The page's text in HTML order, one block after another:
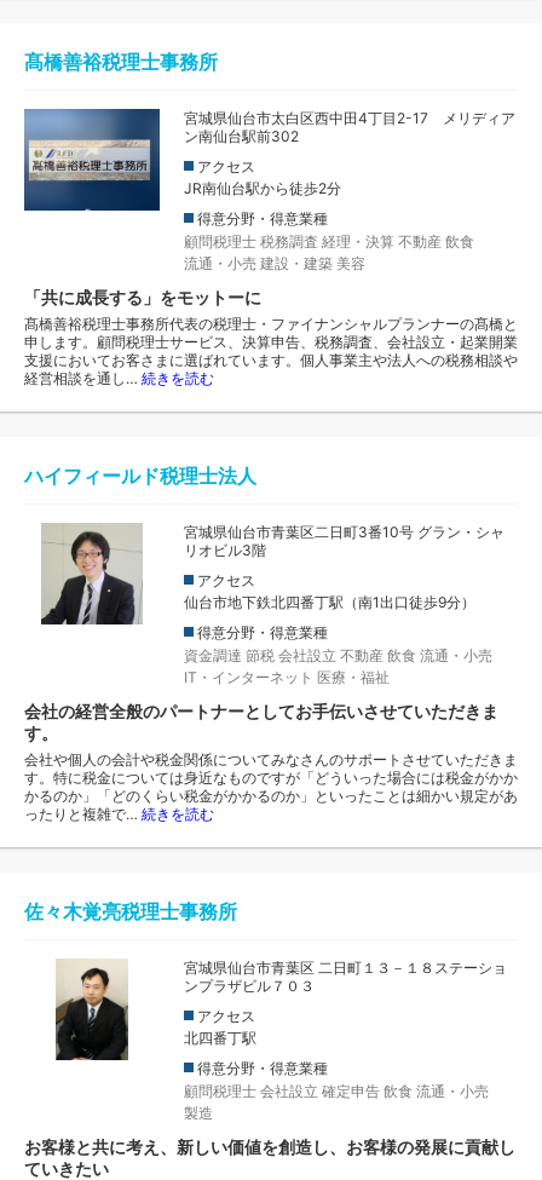
髙橋善裕税理士事務所
宮城県仙台市太白区西中田4丁目2-17 メリディア
ン南仙台駅前302
アクセス
JR南仙台駅から徒歩2分
得意分野・得意業種
顧問税理士 税務調査 経理・決算 不動産 飲食
流通・小売 建設・建築 美容
「共に成長する」をモットーに
髙橋善裕税理士事務所代表の税理士・ファイナンシャルプランナーの髙橋と
申します。顧問税理士サービス、決算申告、税務調査、会社設立・起業開業
支援においてお客さまに選ばれています。個人事業主や法人への税務相談や
経営相談を通し… 続きを読む
ハイフィールド税理士法人
宮城県仙台市青葉区二日町3番10号 グラン・シャ
リオビル3階
アクセス
仙台市地下鉄北四番丁駅（南1出口徒歩9分）
得意分野・得意業種
資金調達 節税 会社設立 不動産 飲食 流通・小売
IT・インターネット 医療・福祉
会社の経営全般のパートナーとしてお手伝いさせていただきま
す。
会社や個人の会計や税金関係についてみなさんのサポートさせていただきま
す。特に税金については身近なものですが「どういった場合には税金がかか
かるのか」「どのくらい税金がかかるのか」といったことは細かい規定があ
ったりと複雑で… 続きを読む
佐々木覚亮税理士事務所
宮城県仙台市青葉区 二日町１３－１８ステーショ
ンプラザビル７０３
アクセス
北四番丁駅
得意分野・得意業種
顧問税理士 会社設立 確定申告 飲食 流通・小売
製造
お客様と共に考え、新しい価値を創造し、お客様の発展に貢献し
ていきたい